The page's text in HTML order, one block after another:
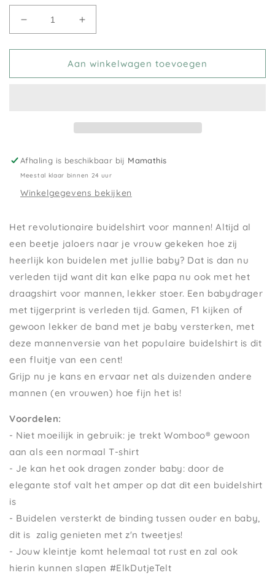
Aantal
verlagen
voor
Buidelshirt
Man
Aantal
verhogen
voor
Buidelshirt
Man
Aan winkelwagen toevoegen
Afhaling is beschikbaar bij Mamathis
Meestal klaar binnen 24 uur
Winkelgegevens bekijken
Het revolutionaire buidelshirt voor mannen! Altijd al
een beetje jaloers naar je vrouw gekeken hoe zij
heerlijk kon buidelen met jullie baby? Dat is dan nu
verleden tijd want dit kan elke papa nu ook met het
draagshirt voor mannen, lekker stoer. Een babydrager
met tijgerprint is verleden tijd. Gamen, F1 kijken of
gewoon lekker de band met je baby versterken, met
deze mannenversie van het populaire buidelshirt is dit
een fluitje van een cent!
Grijp nu je kans en ervaar net als duizenden andere
mannen (en vrouwen) hoe fijn het is!
Voordelen:
- Niet moeilijk in gebruik: je trekt Womboo® gewoon
aan als een normaal T-shirt
- Je kan het ook dragen zonder baby: door de
elegante stof valt het amper op dat dit een buidelshirt
is
- Buidelen versterkt de binding tussen ouder en baby,
dit is zalig genieten met z'n tweetjes!
- Jouw kleintje komt helemaal tot rust en zal ook
hierin kunnen slapen #ElkDutjeTelt